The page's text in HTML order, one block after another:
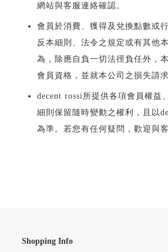
網站與客服連絡確認。
會員於消費、獲得及兌換點數或
反本細則、法令之規定或有其他
為，除應自負一切法徑負任外，
會員資格，並就本公司之損失請求
decent rossi所提供各項會員權益
細則保留隨時變動之權利，且以
為準。若您有任何疑問，歡迎與客
Shopping Info